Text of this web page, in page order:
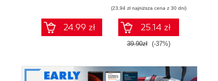
oszustwami online
24.99 zł
(23,94 zł najniższa cena z 30 dni)
25.14 zł
39.90zł (-37%)